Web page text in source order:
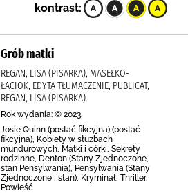
kontrast:
Grób matki
REGAN, LISA (PISARKA), MASEŁKO-
ŁACIOK, EDYTA TŁUMACZENIE, PUBLICAT,
REGAN, LISA (PISARKA).
Rok wydania: © 2023.
Josie Quinn (postać fikcyjna) (postać
fikcyjna), Kobiety w służbach
mundurowych, Matki i córki, Sekrety
rodzinne, Denton (Stany Zjednoczone,
stan Pensylwania), Pensylwania (Stany
Zjednoczone ; stan), Kryminał, Thriller,
Powieść